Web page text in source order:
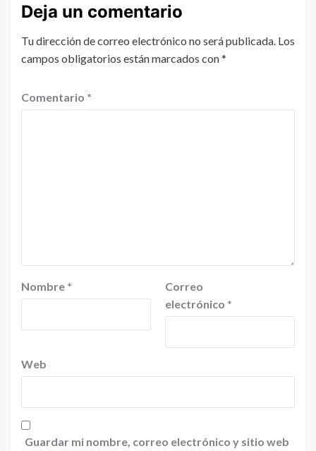
Deja un comentario
Tu dirección de correo electrónico no será publicada. Los
campos obligatorios están marcados con*
Comentario *
Nombre *
Correo
electrónico *
Web
Guardar mi nombre, correo electrónico y sitio web